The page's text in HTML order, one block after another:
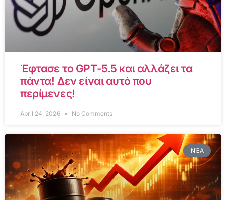
Έφτασε το GPT-5.5 και αλλάζει τα
πάντα! Δεν είναι αυτό που
περίμενες!
April 24, 2026 No Comments
ΝΈΑ